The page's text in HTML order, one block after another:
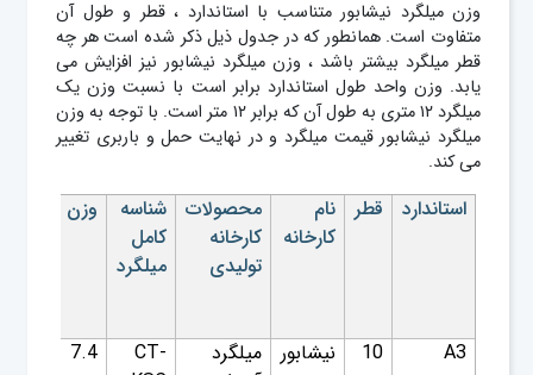
وزن میلگرد نیشابور متناسب با استاندارد ، قطر و طول آن
متفاوت است. همانطور که در جدول ذیل ذکر شده است هر چه
قطر میلگرد بیشتر باشد ، وزن میلگرد نیشابور نیز افزایش می
یابد. وزن واحد طول استاندارد برابر است با نسبت وزن یک
میلگرد ۱۲ متری به طول آن که برابر ۱۲ متر است. با توجه به وزن
میلگرد نیشابور قیمت میلگرد و در نهایت حمل و باربری تغییر
می کند.
استاندارد قطر
نام
کارخانه
محصولات
کارخانه
تولیدی
شناسه
کامل
میلگرد
وزن
A3
10 نیشابور
میلگرد
CT-
7.4